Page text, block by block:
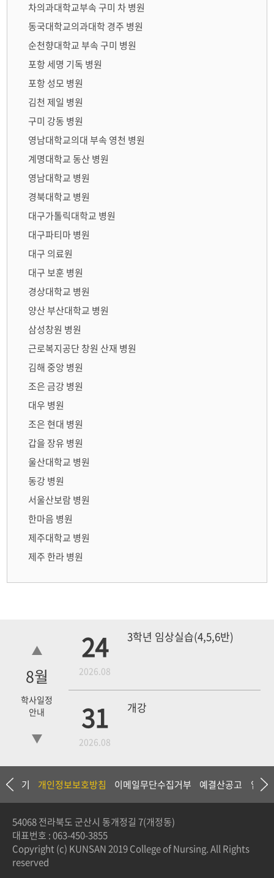
차의과대학교부속 구미 차 병원
동국대학교의과대학 경주 병원
순천향대학교 부속 구미 병원
포항 세명 기독 병원
포항 성모 병원
김천 제일 병원
구미 강동 병원
영남대학교의대 부속 영천 병원
계명대학교 동산 병원
영남대학교 병원
경북대학교 병원
대구가톨릭대학교 병원
대구파티마 병원
대구 의료원
대구 보훈 병원
경상대학교 병원
양산 부산대학교 병원
삼성창원 병원
근로복지공단 창원 산재 병원
김해 중앙 병원
조은 금강 병원
대우 병원
조은 현대 병원
갑을 장유 병원
울산대학교 병원
동강 병원
서울산보람 병원
한마음 병원
제주대학교 병원
제주 한라 병원
8월
학사일정
안내
24
2026.08
3학년 임상실습(4,5,6반)
31
2026.08
개강
18 4학년 1차 모의고사
19 3학년 중간고사
담하기 개인정보보호방침 이메일무단수집거부 예결산공고 입찰
54068 전라북도 군산시 동개정길 7(개정동)
대표번호 :063-450-3855
Copyright (c) KUNSAN 2019 College of Nursing. All Rights
reserved